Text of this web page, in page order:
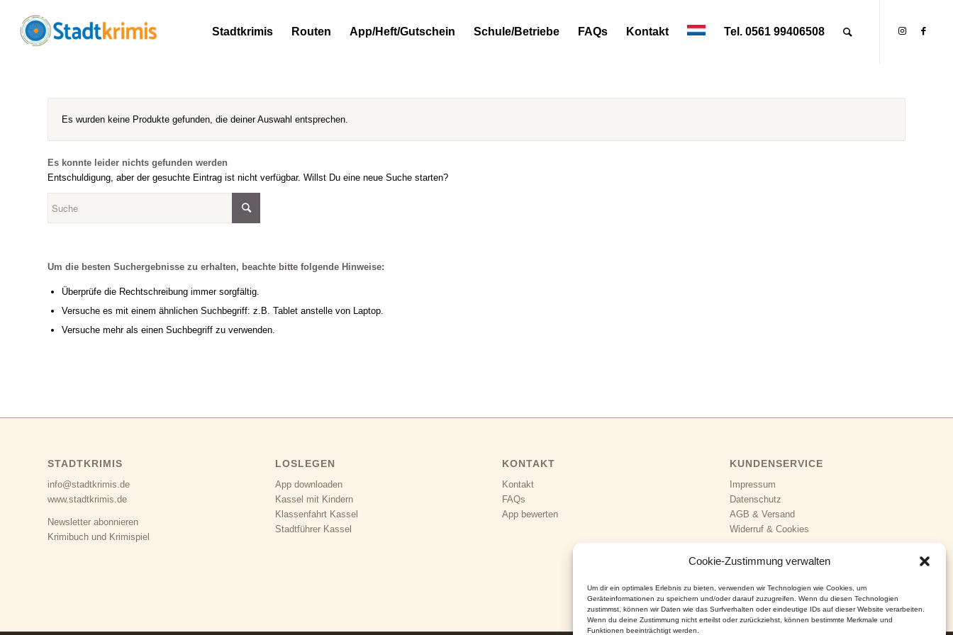
Cookie-Zustimmung verwalten
Um dir ein optimales Erlebnis zu bieten, verwenden wir Technologien wie Cookies, um
Geräteinformationen zu speichern und/oder darauf zuzugreifen. Wenn du diesen Technologien
zustimmst, können wir Daten wie das Surfverhalten oder eindeutige IDs auf dieser Website verarbeiten.
Wenn du deine Zustimmung nicht erteilst oder zurückziehst, können bestimmte Merkmale und
Funktionen beeinträchtigt werden.
Stadtkrimis Routen App/Heft/Gutschein Schule/Betriebe FAQs Kontakt Tel. 0561 99406508
Es wurden keine Produkte gefunden, die deiner Auswahl entsprechen.
Es konnte leider nichts gefunden werden
Entschuldigung, aber der gesuchte Eintrag ist nicht verfügbar. Willst Du eine neue Suche starten?
Um die besten Suchergebnisse zu erhalten, beachte bitte folgende Hinweise:
Überprüfe die Rechtschreibung immer sorgfältig.
Versuche es mit einem ähnlichen Suchbegriff: z.B. Tablet anstelle von Laptop.
Versuche mehr als einen Suchbegriff zu verwenden.
STADTKRIMIS
info@stadtkrimis.de
www.stadtkrimis.de
Newsletter abonnieren
Krimibuch und Krimispiel
LOSLEGEN
App downloaden
Kassel mit Kindern
Klassenfahrt Kassel
Stadtführer Kassel
KONTAKT
Kontakt
FAQs
App bewerten
KUNDENSERVICE
Impressum
Datenschutz
AGB & Versand
Widerruf& Cookies